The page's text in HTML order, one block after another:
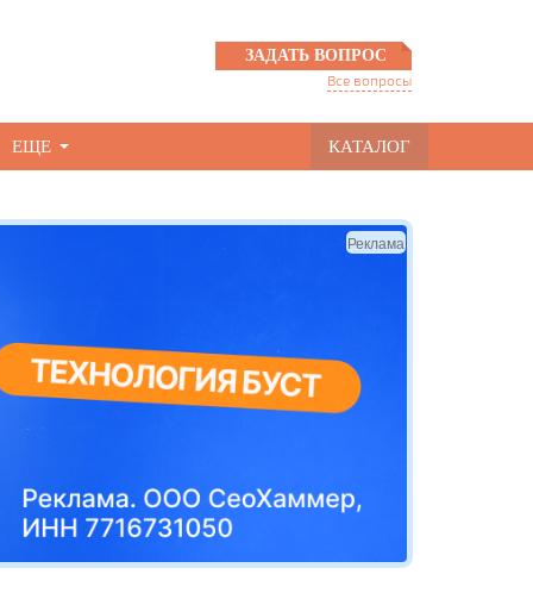
ЗАДАТЬ ВОПРОС
Все вопросы
КАТАЛОГ
ЕЩЕ
Реклама